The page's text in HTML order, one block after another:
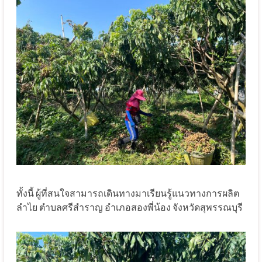
ทั้งนี้ ผู้ที่สนใจสามารถเดินทางมาเรียนรู้แนวทางการผลิต
ลำไย ตำบลศรีสำราญ อำเภอสองพี่น้อง จังหวัดสุพรรณบุรี